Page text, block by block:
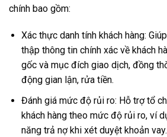
chính bao gồm:
Xác thực danh tính khách hàng:
thập thông tin chính xác về khách
gốc và mục đích giao dịch, đồng
động gian lận, rửa tiền.
Đánh giá mức độ rủi ro: Hỗ trợ tổ
khách hàng theo mức độ rủi ro, ví
năng trả nợ khi xét duyệt khoản vay.